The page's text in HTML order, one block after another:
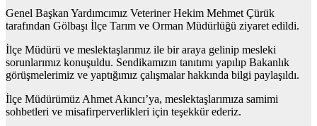
Genel Başkan Yardımcımız Veteriner Hekim Mehmet Çürük
tarafından Gölbaşı İlçe Tarım ve Orman Müdürlüğü ziyaret edildi.
İlçe Müdürü ve meslektaşlarımız ile bir araya gelinip mesleki
sorunlarımız konuşuldu. Sendikamızın tanıtımı yapılıp Bakanlık
görüşmelerimiz ve yaptığımız çalışmalar hakkında bilgi paylaşıldı.
İlçe Müdürümüz Ahmet Akıncı’ya, meslektaşlarımıza samimi
sohbetleri ve misafirperverlikleri için teşekkür ederiz.